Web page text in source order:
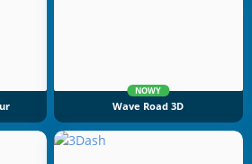
NOWY
Wave Road 3D